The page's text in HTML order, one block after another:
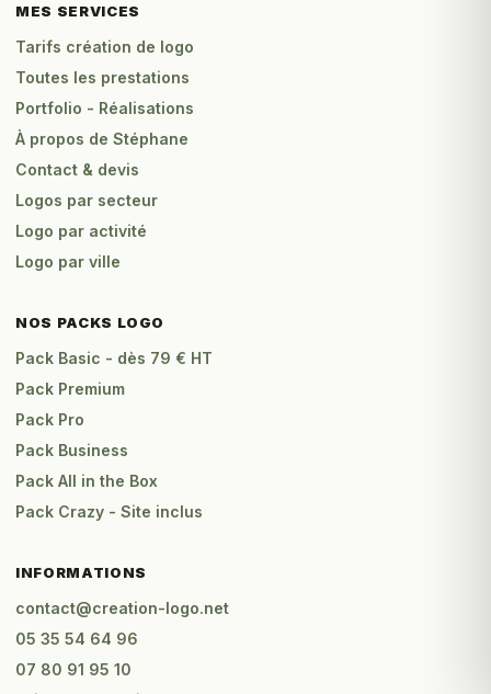
MES SERVICES
Tarifs création de logo
Toutes les prestations
Portfolio - Réalisations
À propos de Stéphane
Contact & devis
Logos par secteur
Logo par activité
Logo par ville
NOS PACKS LOGO
Pack Basic - dès 79 € HT
Pack Premium
Pack Pro
Pack Business
Pack All in the Box
Pack Crazy - Site inclus
INFORMATIONS
contact@creation-logo.net
05 35 54 64 96
07 80 91 95 10